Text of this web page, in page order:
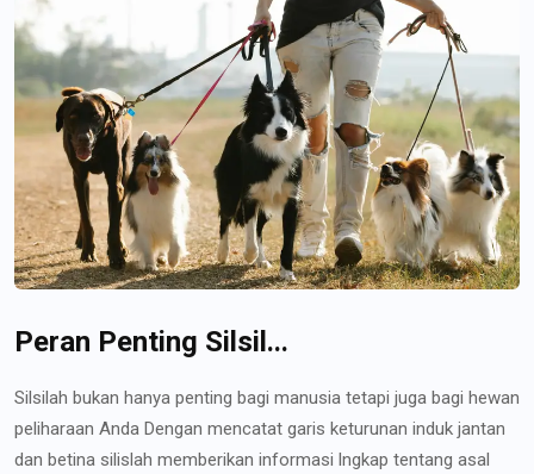
Peran Penting Silsil...
Silsilah bukan hanya penting bagi manusia tetapi juga bagi hewan
peliharaan Anda Dengan mencatat garis keturunan induk jantan
dan betina silislah memberikan informasi lngkap tentang asal